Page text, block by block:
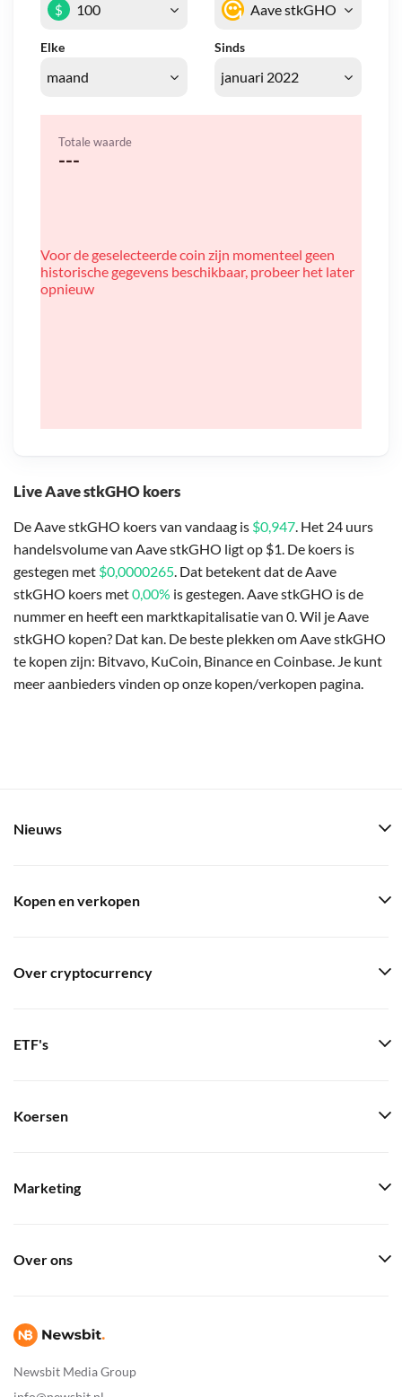
Live Aave stkGHO koers
De Aave stkGHO koers van vandaag is $0,947. Het 24 uurs
handelsvolume van Aave stkGHO ligt op $1. De koers is
gestegen met $0,0000265. Dat betekent dat de Aave
stkGHO koers met0,00% is gestegen. Aave stkGHO is de
nummer en heeft een marktkapitalisatie van 0. Wil je Aave
stkGHO kopen? Dat kan. De beste plekken om Aave stkGHO
te kopen zijn: Bitvavo, KuCoin, Binance en Coinbase. Je kunt
meer aanbieders vinden op onze kopen/verkopen pagina.
Elke Sinds
$
Totale waarde
---
Voor de geselecteerde coin zijn momenteel geen
historische gegevens beschikbaar, probeer het later
opnieuw
Newsbit Media Group
Nieuws
Kopen en verkopen
Over cryptocurrency
ETF's
Koersen
Marketing
Over ons